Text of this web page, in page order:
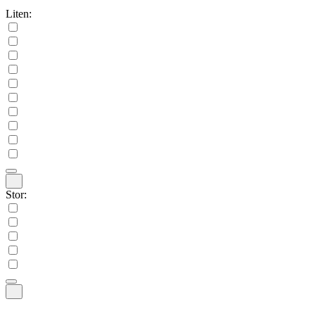
Liten:
Stor: